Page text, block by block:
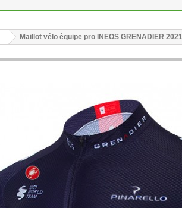
Maillot vélo équipe pro INEOS GRENADIER